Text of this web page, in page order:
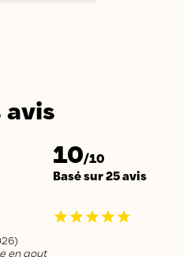
avis
10/10
Basé sur 25 avis
en gout